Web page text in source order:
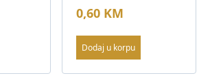
0,60 KM
Dodaj u korpu